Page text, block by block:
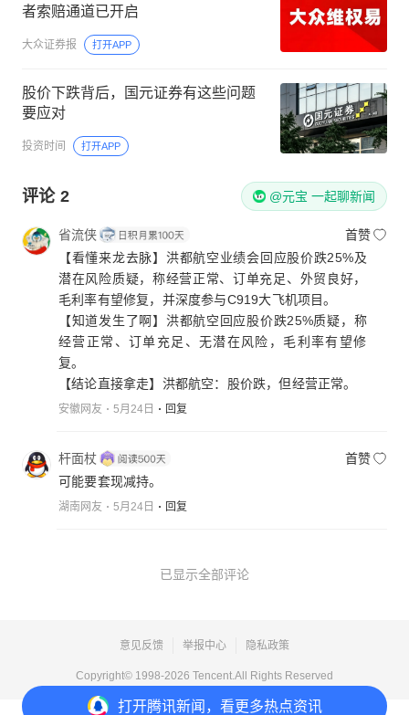
打开腾讯新闻，看更多热点资讯
者索赔通道已开启
大众证券报 打开APP
股价下跌背后，国元证券有这些问题
要应对
投资时间 打开APP
评论 2 @元宝 一起聊新闻
省流侠
首赞
【看懂来龙去脉】洪都航空业绩会回应股价跌25%及
潜在风险质疑，称经营正常、订单充足、外贸良好，
毛利率有望修复，并深度参与C919大飞机项目。
【知道发生了啊】洪都航空回应股价跌25%质疑，称
经营正常、订单充足、无潜在风险，毛利率有望修
复。
【结论直接拿走】洪都航空：股价跌，但经营正常。
安徽网友 5月24日 回复
杆面杖
首赞
可能要套现减持。
湖南网友 5月24日 回复
已显示全部评论
意见反馈 举报中心 隐私政策
Copyright© 1998-2026 Tencent.All Rights Reserved